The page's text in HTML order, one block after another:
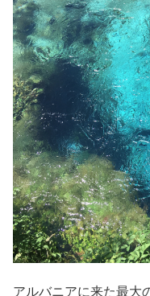
アルバニアに来た最大